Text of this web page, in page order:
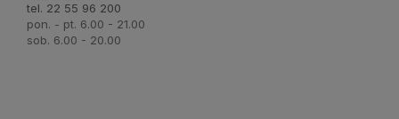
tel. 22 55 96 200
pon. - pt. 6.00 - 21.00
sob. 6.00 - 20.00